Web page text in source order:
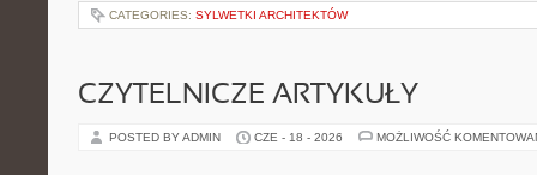
CATEGORIES: SYLWETKI ARCHITEKTÓW
CZYTELNICZE ARTYKUŁY
POSTED BY ADMIN CZE - 18 - 2026 MOŻLIWOŚĆ